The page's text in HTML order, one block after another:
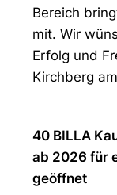
Bereich
mit. Wir
Erfolg und
Kirchberg
40 BILLA
ab 2026 für
geöffnet